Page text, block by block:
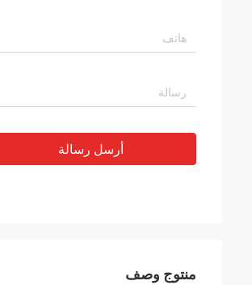
أرسل رسالة
منتوج وصف